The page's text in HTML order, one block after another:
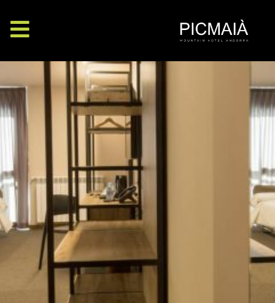
Offres et
promotions